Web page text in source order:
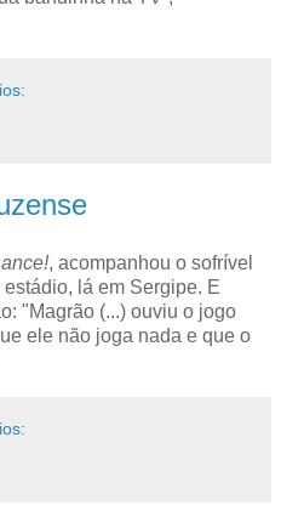
, acompanhou o sofrível
lá em Sergipe. E
"Magrão (...) ouviu o jogo
ele não joga nada e que o